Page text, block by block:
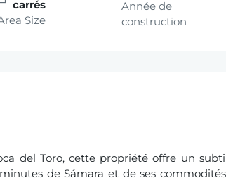
carrés
Size
Année de
construction
del Toro, cette propriété offre un
de Sámara et de ses